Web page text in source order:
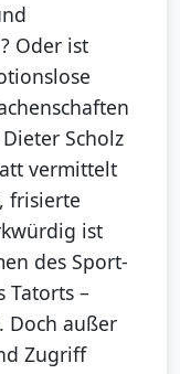
Oder ist
Scholz
vermittelt
frisierte
ist
des Sport-
Tatorts –
Doch außer
Zugriff